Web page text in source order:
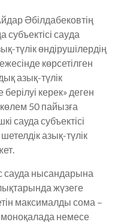
Әбілдабековтің
субъектісі сау­да
түлік өндірушілердің
көрсетілген
азық-түлік
керек» деген
50 пайызға
сауда субъектісі
азық-түлік
сауда нысандарына
жүзеге
максималды сома –
немесе